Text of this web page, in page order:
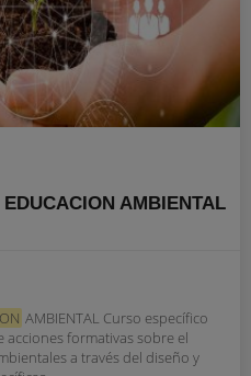
AMBIENTAL
AMBIENTAL Curso específico
acciones formativas sobre el
a través del diseño y